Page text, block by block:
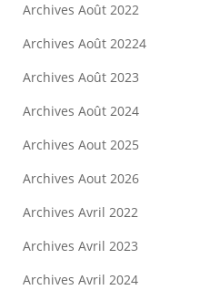
Archives Août 2022
Archives Août 20224
Archives Août 2023
Archives Août 2024
Archives Aout 2025
Archives Aout 2026
Archives Avril 2022
Archives Avril 2023
Archives Avril 2024